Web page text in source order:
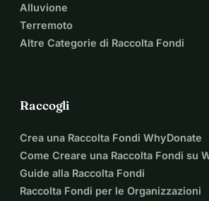
Alluvione
Terremoto
Altre Categorie di Raccolta Fondi
Raccogli
Crea una Raccolta Fondi WhyDonate
Come Creare una Raccolta Fondi su
Guide alla Raccolta Fondi
Raccolta Fondi per le Organizzazioni